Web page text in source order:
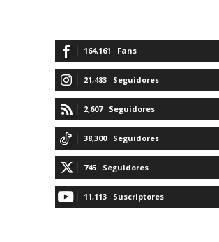
164,161 Fans
21,483 Seguidores
2,607 Seguidores
38,300 Seguidores
745 Seguidores
11,113 Suscriptores